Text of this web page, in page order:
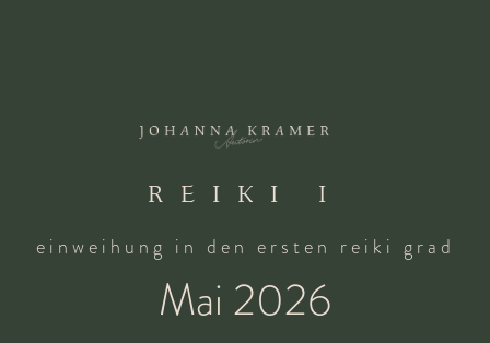
REIKI I
einweihung in den ersten reiki grad
Mai 2026